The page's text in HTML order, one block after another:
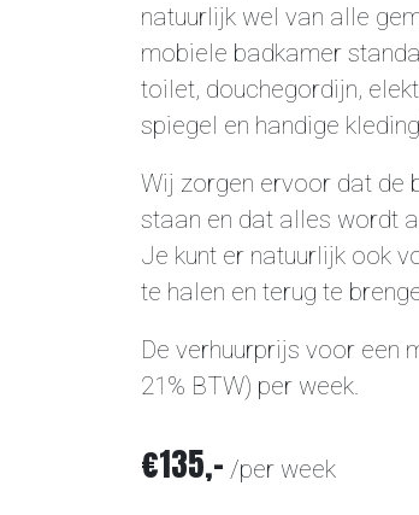
natuurlijk wel van alle
mobiele badkamer
toilet, douchegordijn,
spiegel en handige
Wij zorgen ervoor dat de
staan en dat alles wordt
Je kunt er natuurlijk ook
te halen en terug te
De verhuurprijs voor een
21% BTW) per week.
€135,- /per week